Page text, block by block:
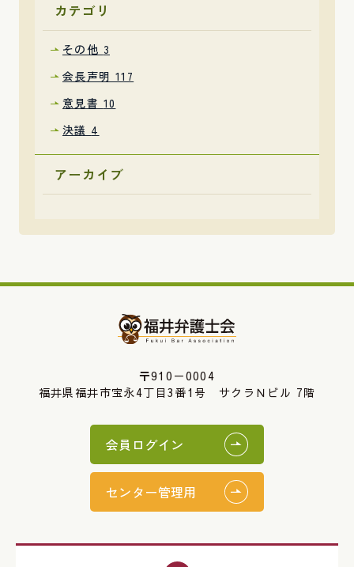
カテゴリ
その他 3
会長声明 117
意見書 10
決議 4
アーカイブ
〒910－0004
福井県福井市宝永4丁目3番1号 サクラＮビル 7階
会員ログイン
センター管理用